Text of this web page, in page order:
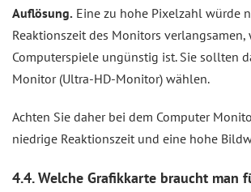
Auflösung. Eine zu hohe Pixelzahl würde
Reaktionszeit des Monitors verlangsamen,
Computerspiele ungünstig ist. Sie sollten
Monitor (Ultra-HD-Monitor) wählen.
Achten Sie daher bei dem Computer
niedrige Reaktionszeit und eine hohe
4.4. Welche Grafikkarte braucht man